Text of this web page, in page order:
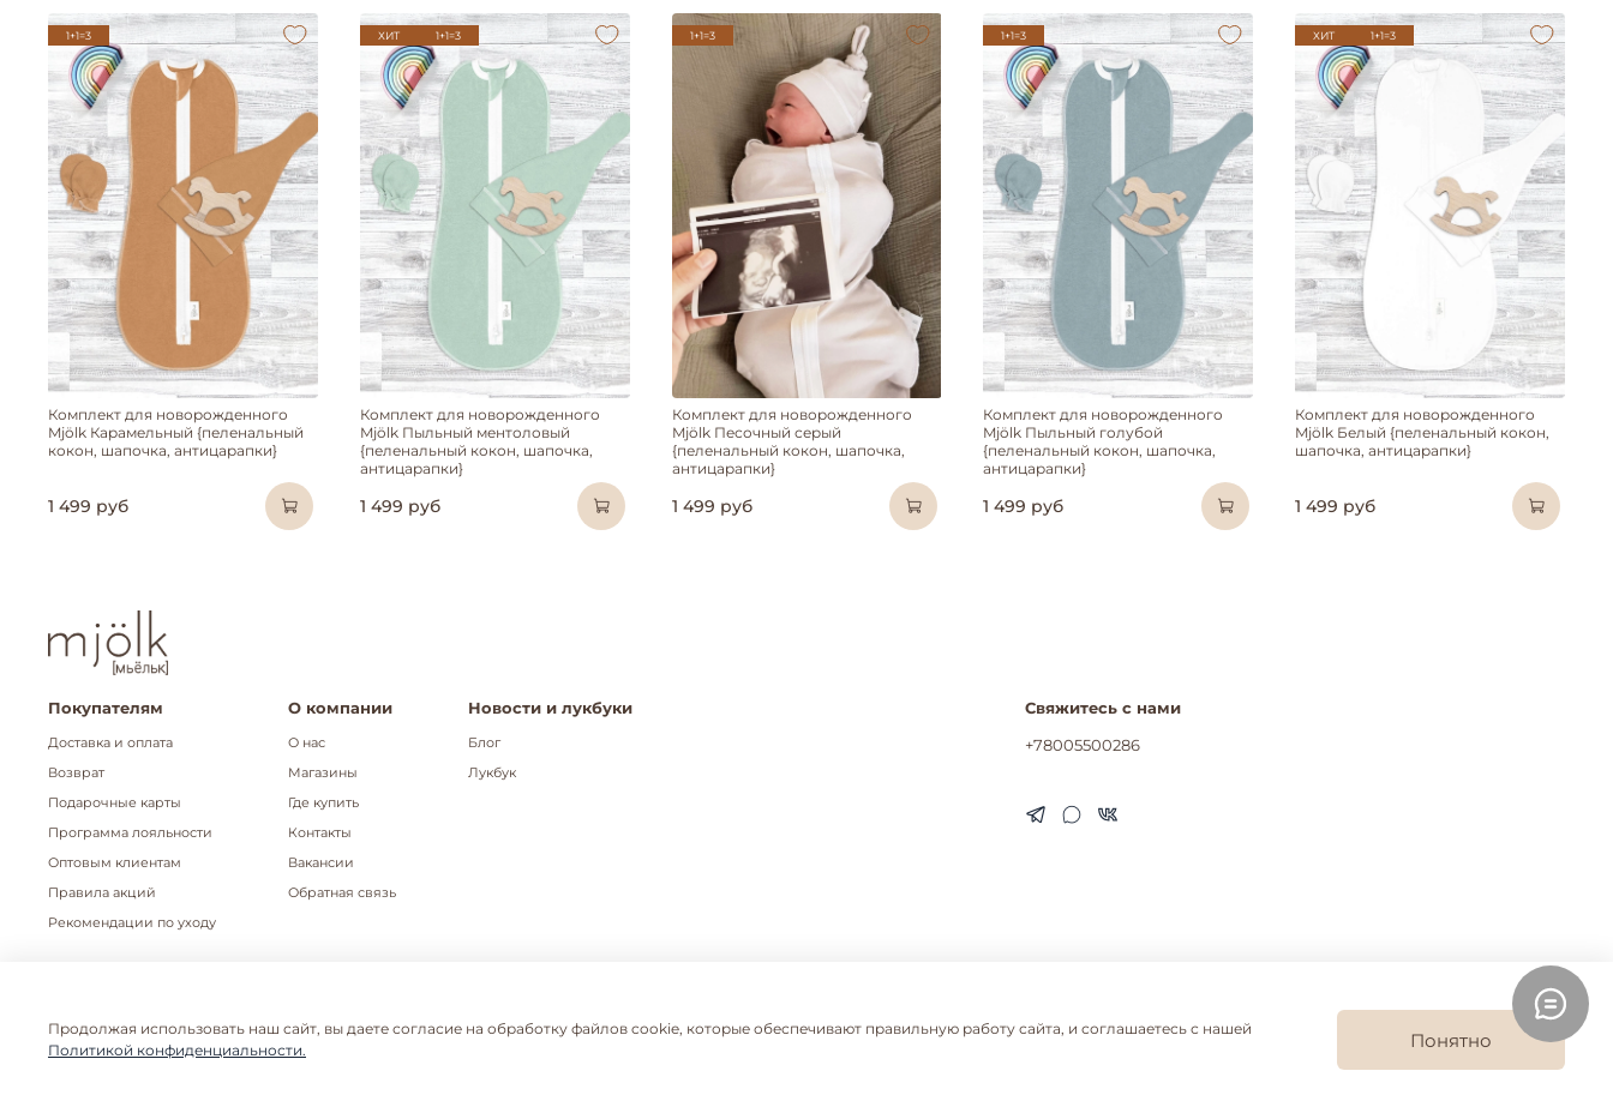
1+1=3
Комплект для новорожденного
Mjölk Карамельный {пеленальный
кокон, шапочка, антицарапки}
1 499 руб
ХИТ 1+1=3
Комплект для новорожденного
Mjölk Пыльный ментоловый
{пеленальный кокон, шапочка,
антицарапки}
1 499 руб
1+1=3
Комплект для новорожденного
Mjölk Песочный серый
{пеленальный кокон, шапочка,
антицарапки}
1 499 руб
1+1=3
Комплект для новорожденного
Mjölk Пыльный голубой
{пеленальный кокон, шапочка,
антицарапки}
1 499 руб
ХИТ 1+1=3
Комплект для новорожденного
Mjölk Белый {пеленальный кокон,
шапочка, антицарапки}
1 499 руб
Покупателям
Доставка и оплата
Возврат
Подарочные карты
Программа лояльности
Оптовым клиентам
Правила акций
Рекомендации по уходу
О компании
О нас
Магазины
Где купить
Контакты
Вакансии
Обратная связь
Новости и лукбуки
Блог
Лукбук
Свяжитесь с нами
+78005500286
Публичная оферта Политика конфиденциальности Пользовательское соглашение Сертификаты Согласие на рассылки
Согласие на обработку ПДН
Продолжая использовать наш сайт, вы даете согласие на обработку файлов cookie, которые обеспечивают правильную работу сайта, и соглашаетесь с нашей
Политикой конфиденциальности.
Понятно